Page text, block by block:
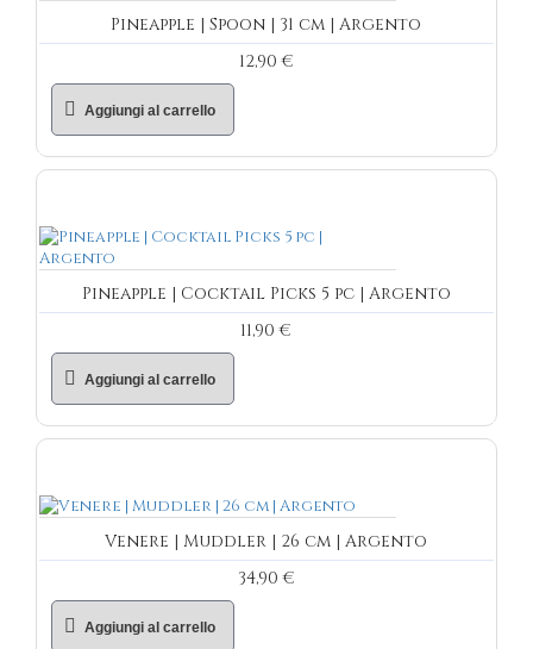
Pineapple | Spoon | 31 cm | Argento
12,90 €
Aggiungi al carrello
Pineapple | Cocktail Picks 5 pc | Argento
11,90 €
Aggiungi al carrello
Venere | Muddler | 26 cm | Argento
34,90 €
Aggiungi al carrello